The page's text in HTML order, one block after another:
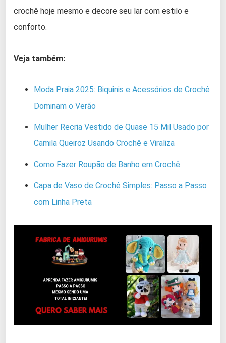
crochê hoje mesmo e decore seu lar com estilo e
conforto.
Veja também:
Moda Praia 2025: Biquinis e Acessórios de Crochê
Dominam o Verão
Mulher Recria Vestido de Quase 15 Mil Usado por
Camila Queiroz Usando Crochê e Viraliza
Como Fazer Roupão de Banho em Crochê
Capa de Vaso de Crochê Simples: Passo a Passo
com Linha Preta